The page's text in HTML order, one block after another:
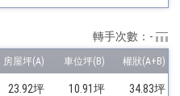
23.92坪 10.91坪 34.83坪
轉手次數：-